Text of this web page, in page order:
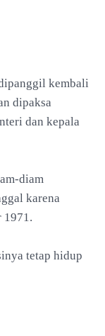
kembali
dipaksa
dan kepala
diam
karena
1971.
tetap hidup